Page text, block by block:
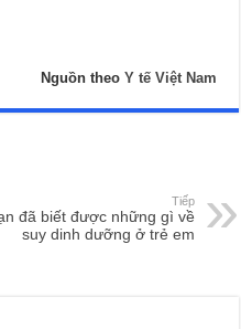
Nguồn theo Y tế Việt Nam
Tiếp
đã biết được những gì về
suy dinh dưỡng ở trẻ em